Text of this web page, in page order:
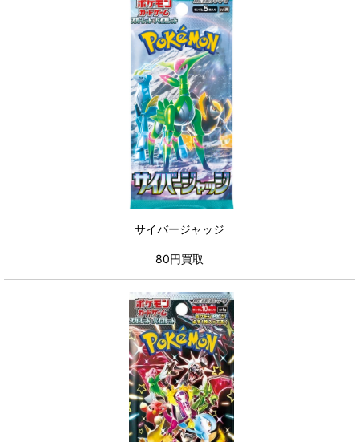
サイバージャッジ
80円買取